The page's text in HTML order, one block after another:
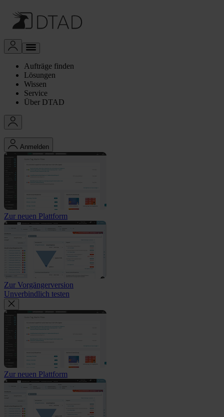
Aufträge finden
Lösungen
Wissen
Service
Über DTAD
Anmelden
Zur neuen Plattform
Zur Vorgängerversion
Unverbindlich testen
Zur neuen Plattform